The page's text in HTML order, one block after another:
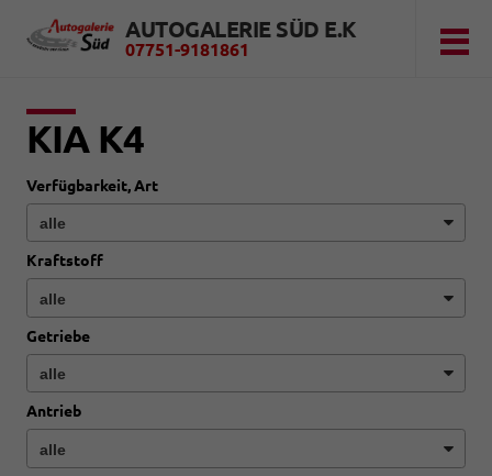
AUTOGALERIE SÜD E.K
07751-9181861
KIA K4
Verfügbarkeit, Art
Kraftstoff
Getriebe
Antrieb